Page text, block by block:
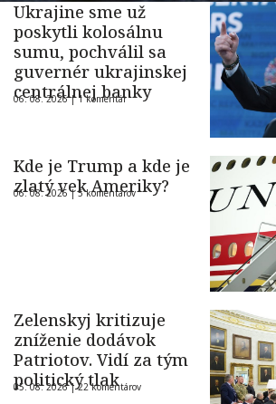
Ukrajine sme už
poskytli kolosálnu
sumu, pochválil sa
guvernér ukrajinskej
centrálnej banky
06. 08. 2026 |1 komentár
Kde je Trump a kde je
zlatý vek Ameriky?
06. 08. 2026 |5 komentárov
Zelenskyj kritizuje
zníženie dodávok
Patriotov. Vidí za tým
politický tlak
05. 08. 2026 |22 komentárov